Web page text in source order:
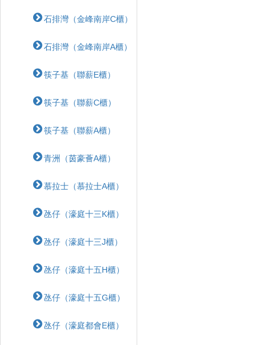
石排灣（金峰南岸C櫃）
石排灣（金峰南岸A櫃）
筷子基（聯薪E櫃）
筷子基（聯薪C櫃）
筷子基（聯薪A櫃）
青洲（茵豪薈A櫃）
慕拉士（慕拉士A櫃）
氹仔（濠庭十三K櫃）
氹仔（濠庭十三J櫃）
氹仔（濠庭十五H櫃）
氹仔（濠庭十五G櫃）
氹仔（濠庭都會E櫃）